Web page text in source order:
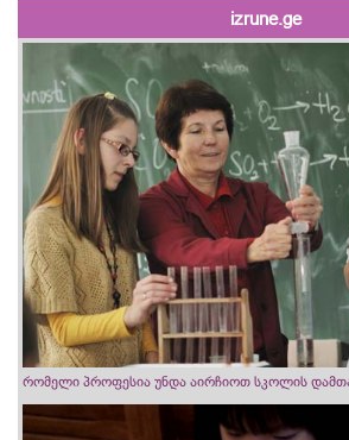
izrune.ge
რომელი პროფესია უნდა აირჩიოთ სკოლის